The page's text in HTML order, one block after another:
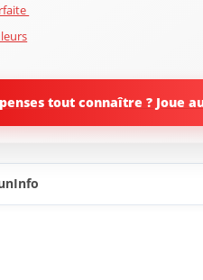
ou grade mesure ?
un costume sur-mesure. Je fait
mariée
tout connaître ? Joue